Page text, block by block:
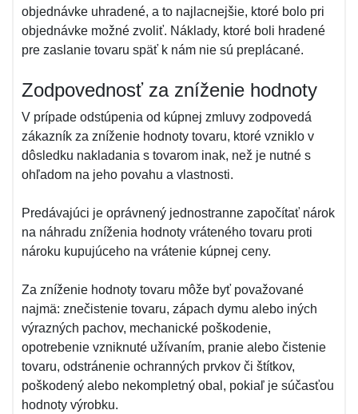
objednávke uhradené, a to najlacnejšie, ktoré bolo pri
objednávke možné zvoliť. Náklady, ktoré boli hradené
pre zaslanie tovaru späť k nám nie sú preplácané.
Zodpovednosť za zníženie hodnoty
V prípade odstúpenia od kúpnej zmluvy zodpovedá
zákazník za zníženie hodnoty tovaru, ktoré vzniklo v
dôsledku nakladania s tovarom inak, než je nutné s
ohľadom na jeho povahu a vlastnosti.
Predávajúci je oprávnený jednostranne započítať nárok
na náhradu zníženia hodnoty vráteného tovaru proti
nároku kupujúceho na vrátenie kúpnej ceny.
Za zníženie hodnoty tovaru môže byť považované
najmä: znečistenie tovaru, zápach dymu alebo iných
výrazných pachov, mechanické poškodenie,
opotrebenie vzniknuté užívaním, pranie alebo čistenie
tovaru, odstránenie ochranných prvkov či štítkov,
poškodený alebo nekompletný obal, pokiaľ je súčasťou
hodnoty výrobku.